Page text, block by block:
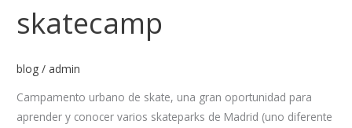
skatecamp
blog / admin
Campamento urbano de skate, una gran oportunidad para
aprender y conocer varios skateparks de Madrid (uno diferente